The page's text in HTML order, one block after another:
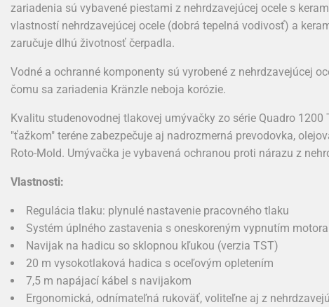
zariadenia sú vybavené piestami z nehrdzavejúcej ocele s
vlastností nehrdzavejúcej ocele (dobrá tepelná vodivosť) a
zaručuje dlhú životnosť čerpadla.
Vodné a ochranné komponenty sú vyrobené z nehrdzavejúcej
čomu sa zariadenia Kränzle neboja korózie.
Kvalitu studenovodnej tlakovej umývačky zo série Quadro
"ťažkom" teréne zabezpečuje aj nadrozmerná prevodovka,
Roto-Mold. Umývačka je vybavená ochranou proti nárazu z
Vlastnosti:
Regulácia tlaku: plynulé nastavenie pracovného tlaku
Systém úplného zastavenia s oneskoreným vypnutím
Navijak na hadicu so sklopnou kľukou (verzia TST)
20 m vysokotlaková hadica s oceľovým opletením
7,5 m napájací kábel s navijakom
Ergonomická, odnímateľná rukoväť, voliteľne aj z